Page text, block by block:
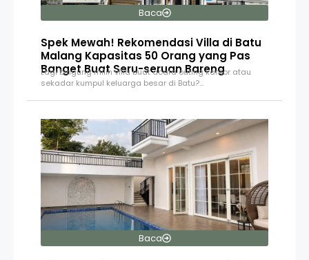
Baca
Spek Mewah! Rekomendasi Villa di Batu
Malang Kapasitas 50 Orang yang Pas
Banget Buat Seru-seruan Bareng
Lagi bingung milih villa buat acara outing kantor atau
sekadar kumpul keluarga besar di Batu?…
Baca